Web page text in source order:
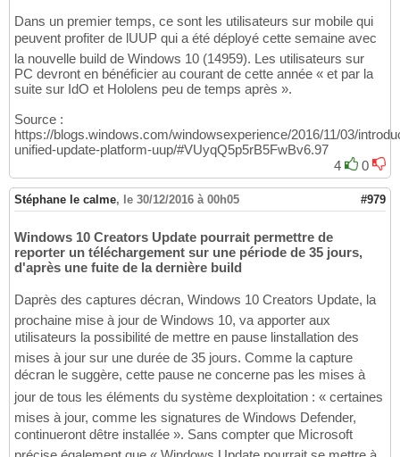
Dans un premier temps, ce sont les utilisateurs sur mobile qui
peuvent profiter de lUUP qui a été déployé cette semaine avec
la nouvelle build de Windows 10 (14959). Les utilisateurs sur
PC devront en bénéficier au courant de cette année « et par la
suite sur IdO et Hololens peu de temps après ».
Source :
https://blogs.windows.com/windowsexperience/2016/11/03/
unified-update-platform-uup/#VUyqQ5p5rB5FwBv6.97
4
0
Stéphane le calme, le 30/12/2016 à 00h05 #979
Windows 10 Creators Update pourrait permettre de
reporter un téléchargement sur une période de 35 jours,
d'après une fuite de la dernière build
Daprès des captures décran, Windows 10 Creators Update, la
prochaine mise à jour de Windows 10, va apporter aux
utilisateurs la possibilité de mettre en pause linstallation des
mises à jour sur une durée de 35 jours. Comme la capture
décran le suggère, cette pause ne concerne pas les mises à
jour de tous les éléments du système dexploitation : « certaines
mises à jour, comme les signatures de Windows Defender,
continueront dêtre installée ». Sans compter que Microsoft